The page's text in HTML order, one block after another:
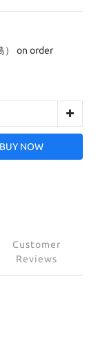
） on order
BUY NOW
Customer
Reviews